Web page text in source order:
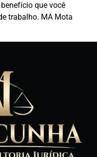
que você
trabalho. MA Mota